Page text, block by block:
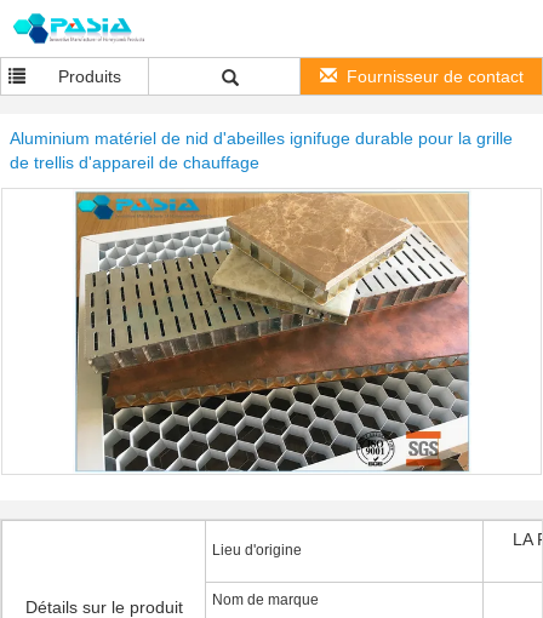
Produits Fournisseur de contact
Aluminium matériel de nid d'abeilles ignifuge durable pour la grille
de trellis d'appareil de chauffage
Détails sur le produit
Lieu d'origine
LA
Nom de marque